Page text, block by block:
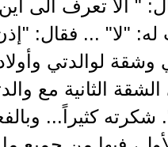
ألا تعرف الى
له: "لا" ... فقال:
وشقة لوالدتي
الثانية مع
كثيراً...